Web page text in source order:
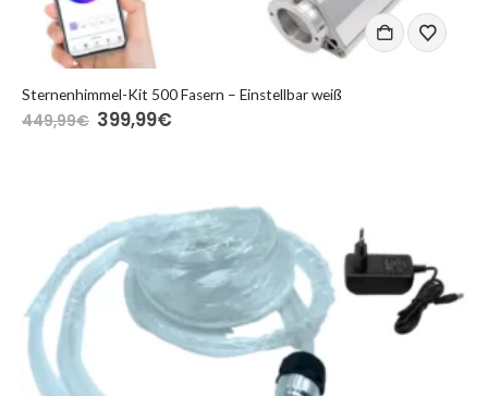
Sternenhimmel-Kit 500 Fasern – Einstellbar weiß
449,99€ Ursprünglicher
Preis
399,99€Aktueller